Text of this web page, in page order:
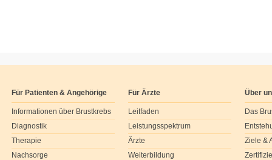
Für Patienten & Angehörige
Informationen über Brustkrebs
Diagnostik
Therapie
Nachsorge
Für Ärzte
Leitfaden
Leistungsspektrum
Ärzte
Weiterbildung
Über
Das
Ziele &